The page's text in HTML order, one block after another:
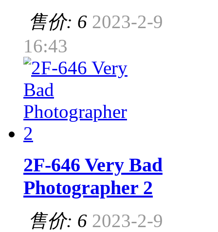
售价: 6 2023-2-9
16:43
2F-646 Very Bad
Photographer 2
售价: 6 2023-2-9